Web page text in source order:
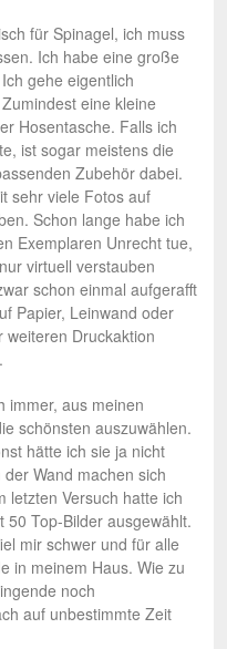
für Spinagel, ich muss
Ich habe eine große
gehe eigentlich
eine kleine
Hosentasche. Falls ich
ist sogar meistens die
Zubehör dabei.
sehr viele Fotos auf
Schon lange habe ich
Exemplaren Unrecht tue,
virtuell verstauben
schon einmal aufgerafft
Papier, Leinwand oder
Druckaktion
immer, aus meinen
schönsten auszuwählen.
hätte ich sie ja nicht
Wand machen sich
letzten Versuch hatte ich
50 Top-Bilder ausgewählt.
mir schwer und für alle
in meinem Haus. Wie zu
noch
auf unbestimmte Zeit